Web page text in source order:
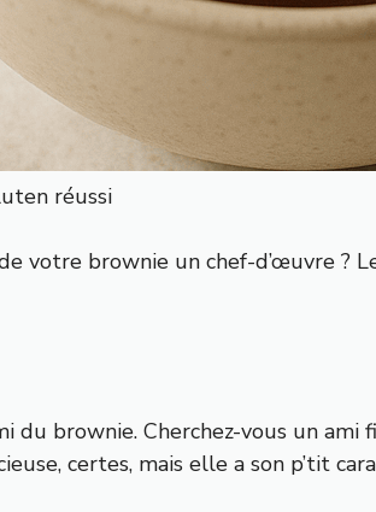
réussi
votre brownie un chef-d’œuvre ?
du brownie. Cherchez-vous un
certes, mais elle a son p’tit